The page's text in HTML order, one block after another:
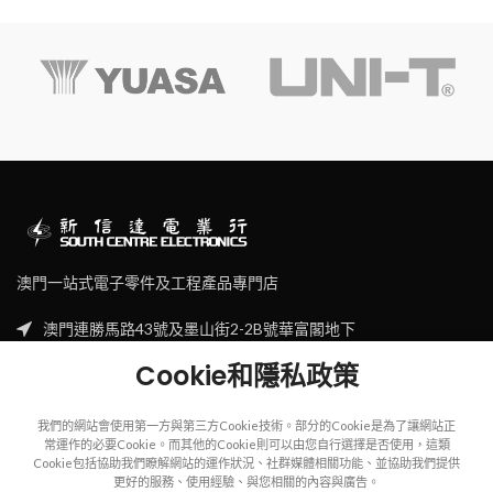
澳門一站式電子零件及工程產品專門店
澳門連勝馬路43號及墨山街2-2B號華富閣地下
Cookie和隱私政策
我們的網站會使用第一方與第三方Cookie技術。部分的Cookie是為了讓網站正
常運作的必要Cookie。而其他的Cookie則可以由您自行選擇是否使用，這類
Cookie包括協助我們瞭解網站的運作狀況、社群媒體相關功能、並協助我們提供
更好的服務、使用經驗、與您相關的內容與廣告。